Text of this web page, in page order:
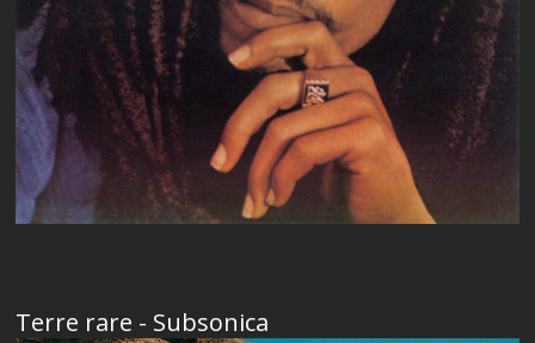
Terre rare - Subsonica